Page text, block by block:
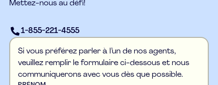
Mettez-nous au défi!
1-855-221-4555
Si vous préférez parler à l’un de nos agents,
veuillez remplir le formulaire ci-dessous et nous
communiquerons avec vous dès que possible.